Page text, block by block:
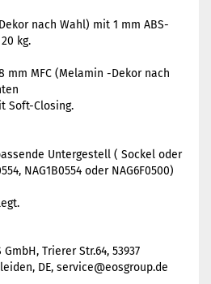
nach Wahl) mit 1 mm ABS-
kg.
mm MFC (Melamin -Dekor nach
Soft-Closing.
Untergestell ( Sockel oder
NAG1B0554 oder NAG6F0500)
GmbH, Trierer Str.64, 53937
DE, service@eosgroup.de